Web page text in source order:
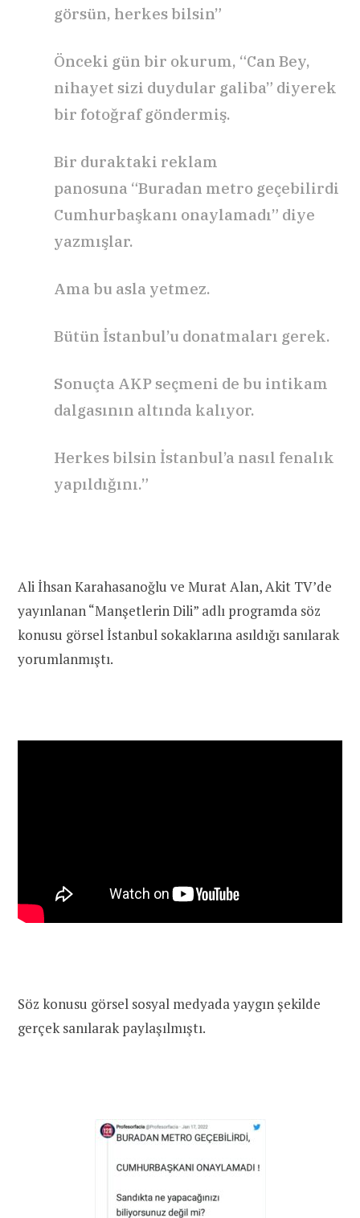
görsün, herkes bilsin”
Önceki gün bir okurum, “Can Bey,
nihayet sizi duydular galiba” diyerek
bir fotoğraf göndermiş.
Bir duraktaki reklam
panosuna “Buradan metro geçebilirdi
Cumhurbaşkanı onaylamadı” diye
yazmışlar.
Ama bu asla yetmez.
Bütün İstanbul’u donatmaları gerek.
Sonuçta AKP seçmeni de bu intikam
dalgasının altında kalıyor.
Herkes bilsin İstanbul’a nasıl fenalık
yapıldığını.”
Ali İhsan Karahasanoğlu ve Murat Alan, Akit TV’de
yayınlanan “Manşetlerin Dili” adlı programda söz
konusu görsel İstanbul sokaklarına asıldığı sanılarak
yorumlanmıştı.
Söz konusu görsel sosyal medyada yaygın şekilde
gerçek sanılarak paylaşılmıştı.